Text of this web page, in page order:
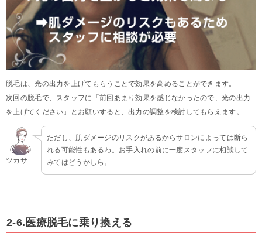
脱毛は、光の出力を上げてもらうことで効果を高めることができます。
次回の脱毛で、スタッフに「前回あまり効果を感じなかったので、光の出力
を上げてください」とお願いすると、出力の調整を検討してもらえます。
ツカサ
ただし、肌ダメージのリスクがあるからサロンによっては断ら
れる可能性もあるわ。お手入れの前に一度スタッフに相談して
みてはどうかしら。
2-6.医療脱毛に乗り換える